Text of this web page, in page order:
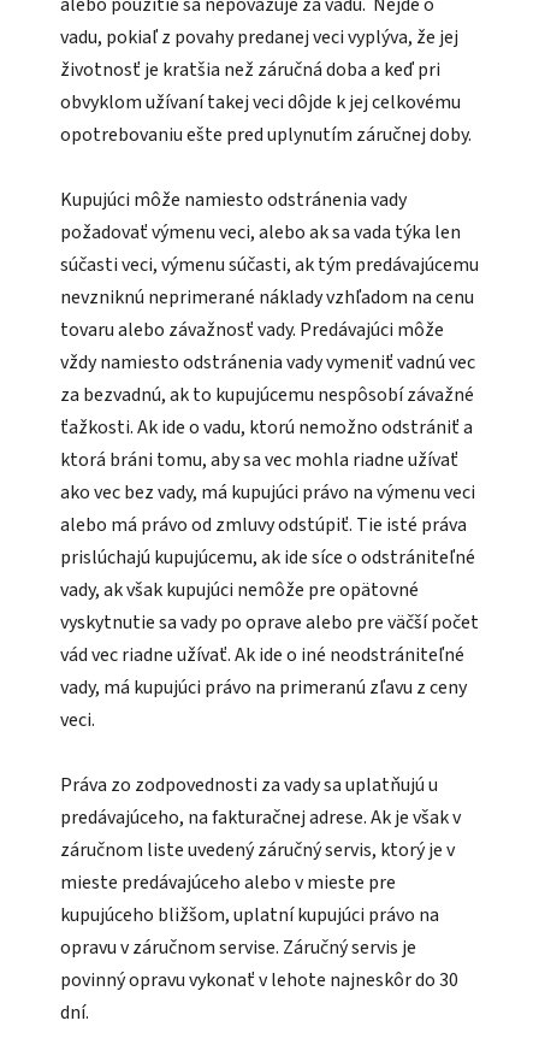
vadu, pokiaľ z povahy predanej veci vyplýva, že jej
životnosť je kratšia než záručná doba a keď pri
obvyklom užívaní takej veci dôjde k jej celkovému
opotrebovaniu ešte pred uplynutím záručnej doby.
Kupujúci môže namiesto odstránenia vady
požadovať výmenu veci, alebo ak sa vada týka len
súčasti veci, výmenu súčasti, ak tým predávajúcemu
nevzniknú neprimerané náklady vzhľadom na cenu
tovaru alebo závažnosť vady. Predávajúci môže
vždy namiesto odstránenia vady vymeniť vadnú vec
za bezvadnú, ak to kupujúcemu nespôsobí závažné
ťažkosti. Ak ide o vadu, ktorú nemožno odstrániť a
ktorá bráni tomu, aby sa vec mohla riadne užívať
ako vec bez vady, má kupujúci právo na výmenu veci
alebo má právo od zmluvy odstúpiť. Tie isté práva
prislúchajú kupujúcemu, ak ide síce o odstrániteľné
vady, ak však kupujúci nemôže pre opätovné
vyskytnutie sa vady po oprave alebo pre väčší počet
vád vec riadne užívať. Ak ide o iné neodstrániteľné
vady, má kupujúci právo na primeranú zľavu z ceny
veci.
Práva zo zodpovednosti za vady sa uplatňujú u
predávajúceho, na fakturačnej adrese. Ak je však v
záručnom liste uvedený záručný servis, ktorý je v
mieste predávajúceho alebo v mieste pre
kupujúceho bližšom, uplatní kupujúci právo na
opravu v záručnom servise. Záručný servis je
povinný opravu vykonať v lehote najneskôr do 30
dní.